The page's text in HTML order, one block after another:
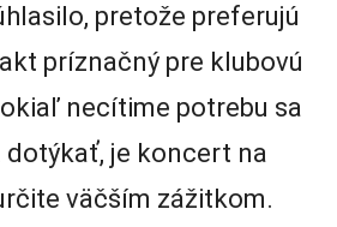
pretože preferujú
príznačný pre klubovú
necítime potrebu sa
dotýkať, je koncert na
väčším zážitkom.